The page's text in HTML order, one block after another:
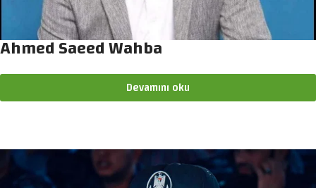
Ahmed Saeed Wahba
Devamını oku